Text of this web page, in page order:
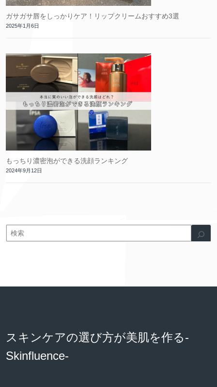
ガサガサ唇をしっかりケア！リップクリームおすすめ3選
2025年1月6日
もっちり濃密泡ができる洗顔ランキング
2024年9月12日
スキンケアの選び方が美肌を作る-
Skinfluence-